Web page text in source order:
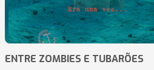
ENTRE ZOMBIES E TUBARÕES